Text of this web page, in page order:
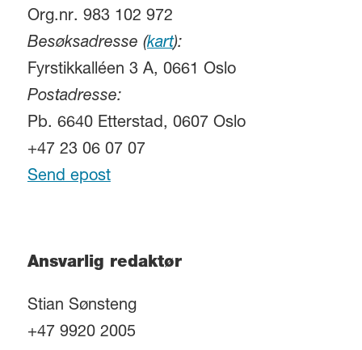
Org.nr. 983 102 972
Besøksadresse (kart):
Fyrstikkalléen 3 A, 0661 Oslo
Postadresse:
Pb. 6640 Etterstad, 0607 Oslo
+47 23 06 07 07
Send epost
Ansvarlig redaktør
Stian Sønsteng
+47 9920 2005